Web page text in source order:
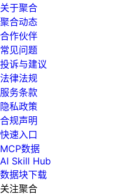
关于聚合
聚合动态
合作伙伴
常见问题
投诉与建议
法律法规
服务条款
隐私政策
合规声明
快速入口
MCP数据
AI Skill Hub
数据块下载
关注聚合